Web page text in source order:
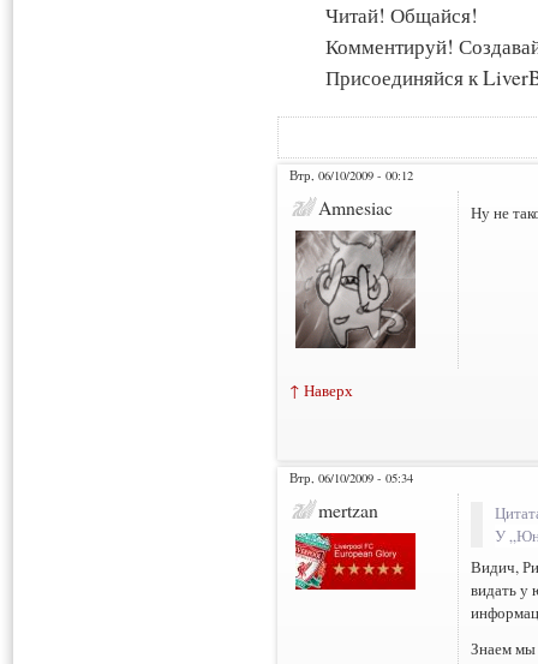
Читай! Общайся!
Комментируй!
Присоединяйся к
Втр, 06/10/2009 - 00:12
Amnesiac Ну не
↑ Наверх
Втр, 06/10/2009 - 05:34
mertzan
У
Видич,
видать у
Знаем мы